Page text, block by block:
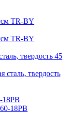
TR-BY
твердость 45
18PB